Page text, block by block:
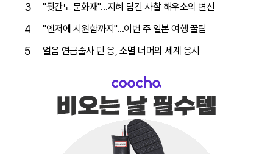
3 "뒷간도 문화재"…지혜 담긴 사찰 해우소의 변신
4 "엔저에 시원함까지"…이번 주 일본 여행 꿀팁
5 얼음 연금술사 던 응, 소멸 너머의 세계 응시